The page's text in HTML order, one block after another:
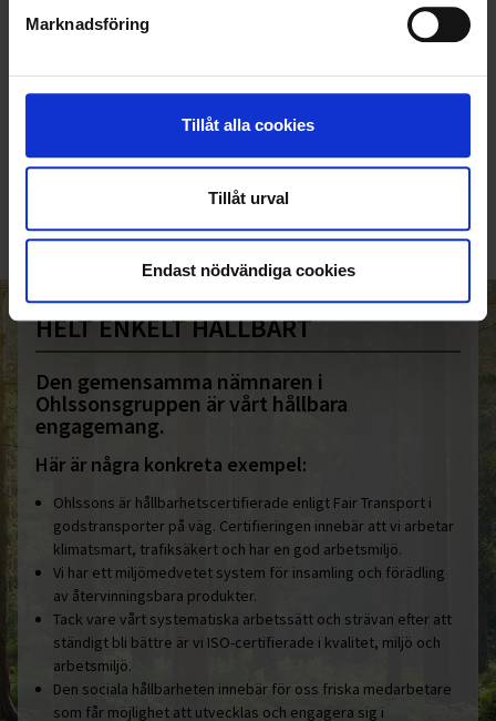
Marknadsföring
Tillåt alla cookies
Tillåt urval
Endast nödvändiga cookies
010-45 00 200​
HELT ENKELT HÅLLBART
Den gemensamma nämnaren i
Ohlssonsgruppen är vårt hållbara
engagemang.
Här är några konkreta exempel:
Ohlssons är hållbarhetscertifierade enligt Fair Transport i
godstransporter på väg. Certifieringen innebär att vi arbetar
klimatsmart, trafiksäkert och har en god arbetsmiljö.
Vi har ett miljömedvetet system för insamling och förädling
av återvinningsbara produkter.
Tack vare vårt systematiska arbetssätt och strävan efter att
ständigt bli bättre är vi ISO-certifierade i kvalitet, miljö och
arbetsmiljö.
Den sociala hållbarheten innebär för oss friska medarbetare
som får möjlighet att utvecklas och engagera sig i